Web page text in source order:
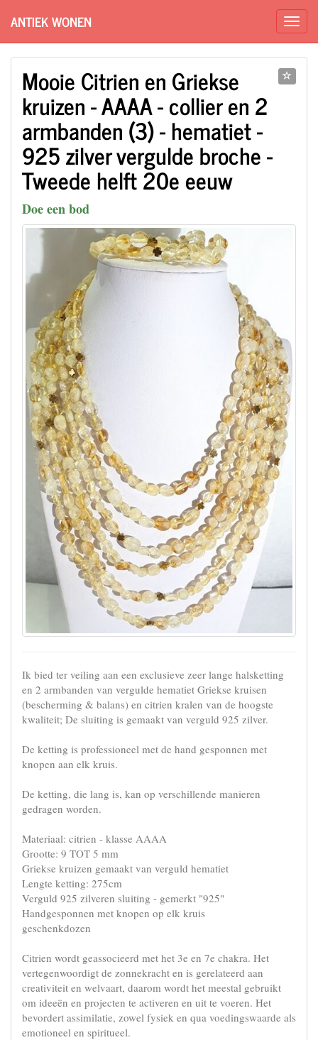
ANTIEK WONEN
Mooie Citrien en Griekse
kruizen - AAAA - collier en 2
armbanden (3) - hematiet -
925 zilver vergulde broche -
Tweede helft 20e eeuw
Doe een bod
Ik bied ter veiling aan een exclusieve zeer lange halsketting
en 2 armbanden van vergulde hematiet Griekse kruisen
(bescherming & balans) en citrien kralen van de hoogste
kwaliteit; De sluiting is gemaakt van verguld 925 zilver.
De ketting is professioneel met de hand gesponnen met
knopen aan elk kruis.
De ketting, die lang is, kan op verschillende manieren
gedragen worden.
Materiaal: citrien - klasse AAAA
Grootte: 9 TOT 5 mm
Griekse kruizen gemaakt van verguld hematiet
Lengte ketting: 275cm
Verguld 925 zilveren sluiting - gemerkt "925"
Handgesponnen met knopen op elk kruis
geschenkdozen
Citrien wordt geassocieerd met het 3e en 7e chakra. Het
vertegenwoordigt de zonnekracht en is gerelateerd aan
creativiteit en welvaart, daarom wordt het meestal gebruikt
om ideeën en projecten te activeren en uit te voeren. Het
bevordert assimilatie, zowel fysiek en qua voedingswaarde als
emotioneel en spiritueel.